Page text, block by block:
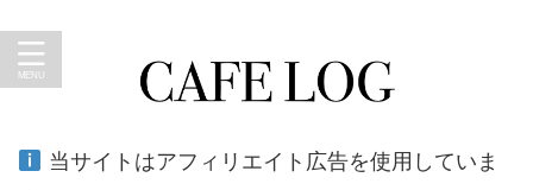
当サイトはアフィリエイト広告を使用していま